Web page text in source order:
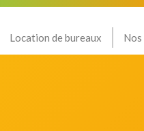
Location de bureaux Nos